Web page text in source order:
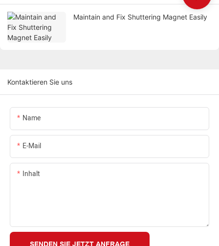
Maintain and Fix Shuttering Magnet Easily
Kontaktieren Sie uns
Name
E-Mail
Inhalt
SENDEN SIE JETZT ANFRAGE